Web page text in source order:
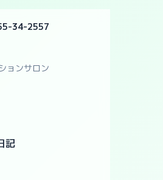
34-2557
ョンサロン
記